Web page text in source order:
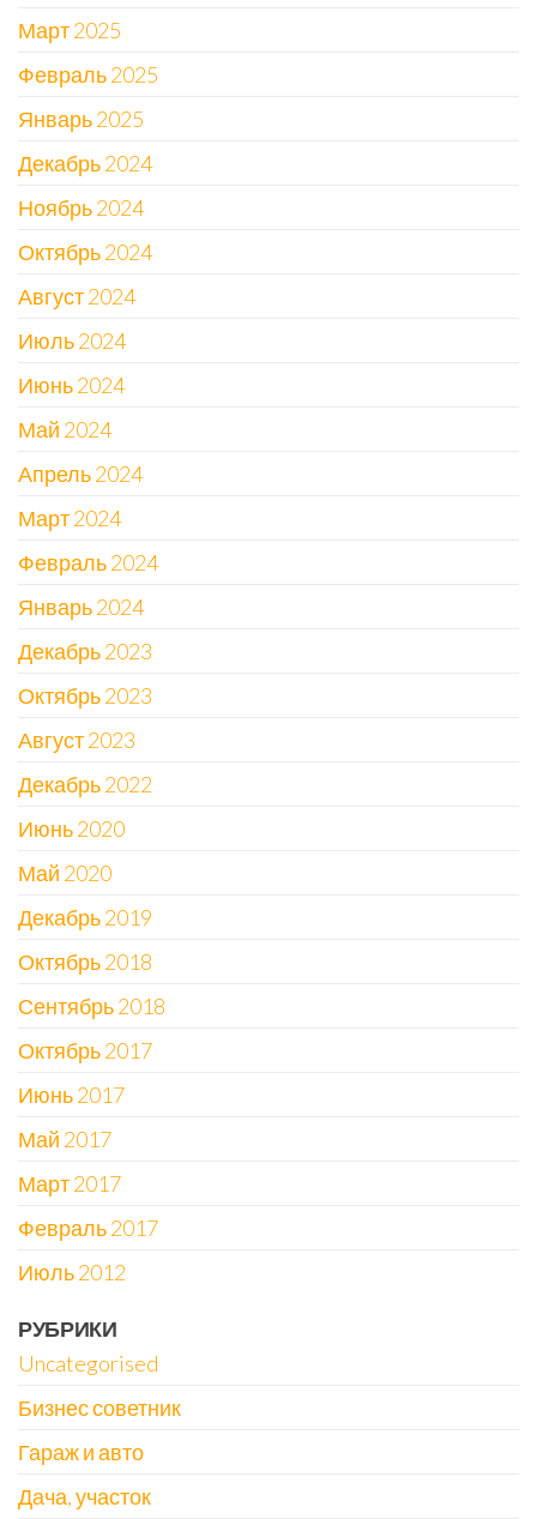
Март 2025
Февраль 2025
Январь 2025
Декабрь 2024
Ноябрь 2024
Октябрь 2024
Август 2024
Июль 2024
Июнь 2024
Май 2024
Апрель 2024
Март 2024
Февраль 2024
Январь 2024
Декабрь 2023
Октябрь 2023
Август 2023
Декабрь 2022
Июнь 2020
Май 2020
Декабрь 2019
Октябрь 2018
Сентябрь 2018
Октябрь 2017
Июнь 2017
Май 2017
Март 2017
Февраль 2017
Июль 2012
РУБРИКИ
Uncategorised
Бизнес советник
Гараж и авто
Дача, участок